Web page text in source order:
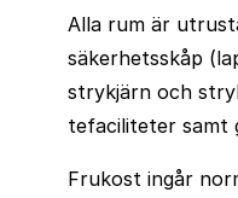
Alla rum är
säkerhetsskåp
strykjärn och
tefaciliteter samt
Frukost ingår